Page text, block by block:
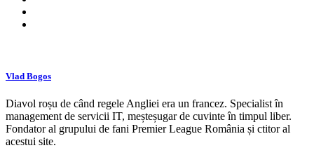
Vlad Bogos
Diavol roșu de când regele Angliei era un francez. Specialist în
management de servicii IT, meșteșugar de cuvinte în timpul liber.
Fondator al grupului de fani Premier League România și ctitor al
acestui site.